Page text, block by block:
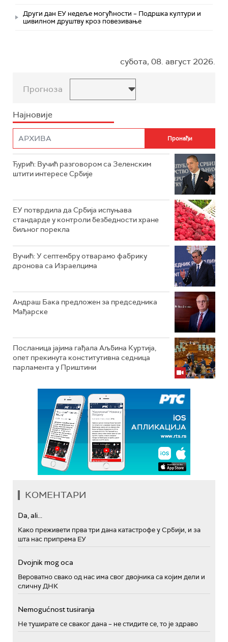
Други дан ЕУ недеље могућности – Подршка култури и
цивилном друштву кроз повезивање
субота, 08. август 2026.
Прогноза
Најновије
Ђурић: Вучић разговором са Зеленским
штити интересе Србије
ЕУ потврдила да Србија испуњава
стандарде у контроли безбедности хране
биљног порекла
Вучић: У септембру отварамо фабрику
дронова са Израелцима
Андраш Бакa предложен за председника
Мађарске
Посланица јајима гађала Аљбина Куртија,
опет прекинута конститутивна седница
парламента у Приштини
КОМЕНТАРИ
Da, ali...
Како преживети прва три дана катастрофе у Србији, и за
шта нас припрема ЕУ
Dvojnik mog oca
Вероватно свако од нас има свог двојника са којим дели и
сличну ДНК
Nemogućnost tusiranja
Не туширате се сваког дана – не стидите се, то је здраво